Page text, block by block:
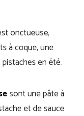
onctueuse,
à coque, une
en été.
sont une pâte à
et de sauce